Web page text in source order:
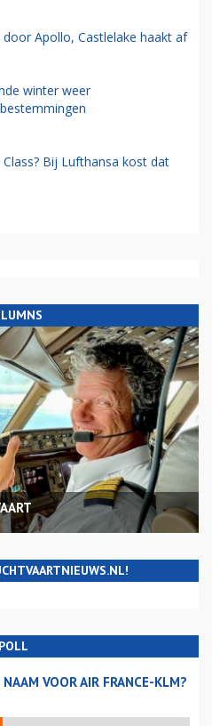
Apollo, Castlelake haakt af
winter weer
Bij Lufthansa kost dat
POLL
VOOR AIR FRANCE-KLM?